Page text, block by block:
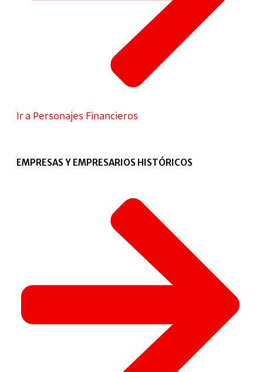
Ir a Personajes Financieros
EMPRESAS Y EMPRESARIOS HISTÓRICOS